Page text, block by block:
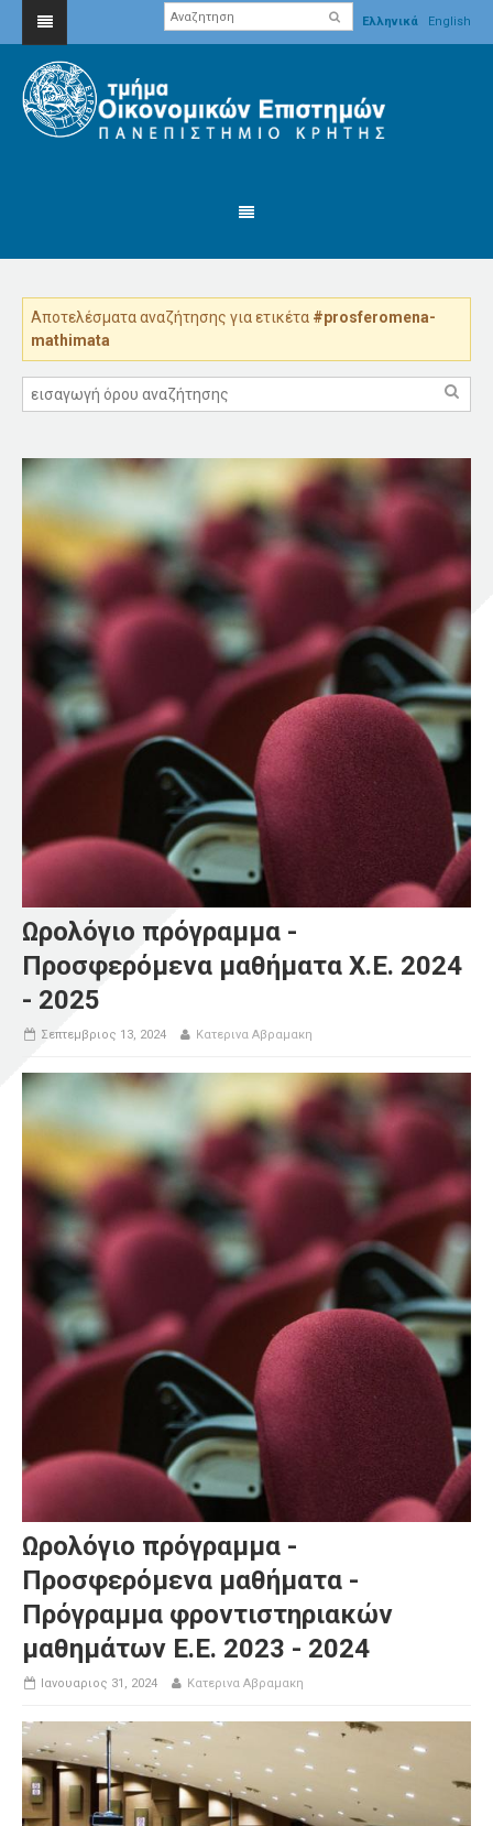
Ελληνικά English
Αποτελέσματα αναζήτησης για ετικέτα #prosferomena-
mathimata
Ωρολόγιο πρόγραμμα -
Προσφερόμενα μαθήματα Χ.Ε. 2024
- 2025
Σεπτεμβριος 13, 2024 Κατερινα Αβραμακη
Ωρολόγιο πρόγραμμα -
Προσφερόμενα μαθήματα -
Πρόγραμμα φροντιστηριακών
μαθημάτων Ε.Ε. 2023 - 2024
Ιανουαριος 31, 2024 Κατερινα Αβραμακη